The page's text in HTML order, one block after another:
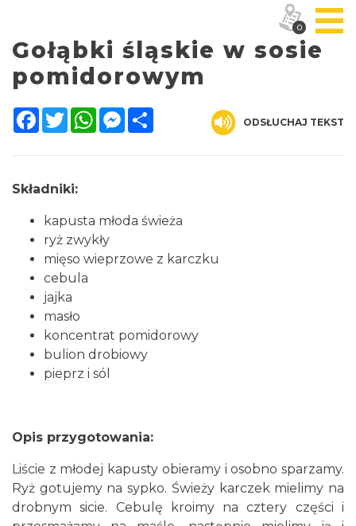
Gołąbki śląskie w sosie
pomidorowym
Facebook
TwitterWhatsAppMessenger
ODSŁUCHAJ TEKST
Składniki:
kapusta młoda świeża
ryż zwykły
mięso wieprzowe z karczku
cebula
jajka
masło
koncentrat pomidorowy
bulion drobiowy
pieprz i sól
Opis przygotowania:
Liście z młodej kapusty obieramy i osobno sparzamy.
Ryż gotujemy na sypko. Świeży karczek mielimy na
drobnym sicie. Cebulę kroimy na cztery części i
0